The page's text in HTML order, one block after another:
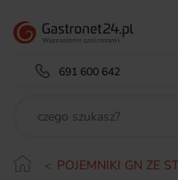
691 600 642
POJEMNIKI GN ZE